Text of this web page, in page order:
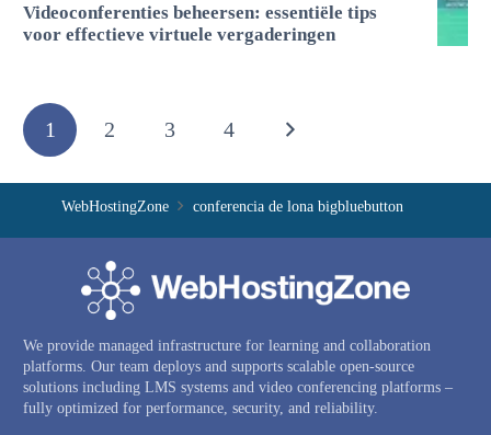
Videoconferenties beheersen: essentiële tips
voor effectieve virtuele vergaderingen
1 2 3 4
WebHostingZone conferencia de lona bigbluebutton
We provide managed infrastructure for learning and collaboration
platforms. Our team deploys and supports scalable open-source
solutions including LMS systems and video conferencing platforms –
fully optimized for performance, security, and reliability.